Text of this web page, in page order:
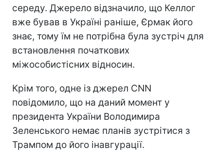
середу. Джерело відзначило, що Келлог
вже бував в Україні раніше, Єрмак його
знає, тому їм не потрібна була зустріч для
встановлення початкових
міжособистісних відносин.
Крім того, одне із джерел CNN
повідомило, що на даний момент у
президента України Володимира
Зеленського немає планів зустрітися з
Трампом до його інавгурації.